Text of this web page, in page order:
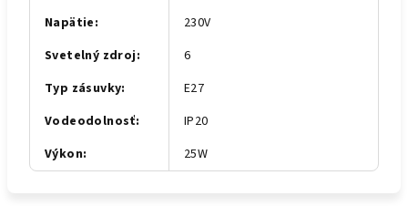
Napätie:
230V
Svetelný zdroj:
6
Typ zásuvky:
E27
Vodeodolnosť:
IP20
Výkon: 25W